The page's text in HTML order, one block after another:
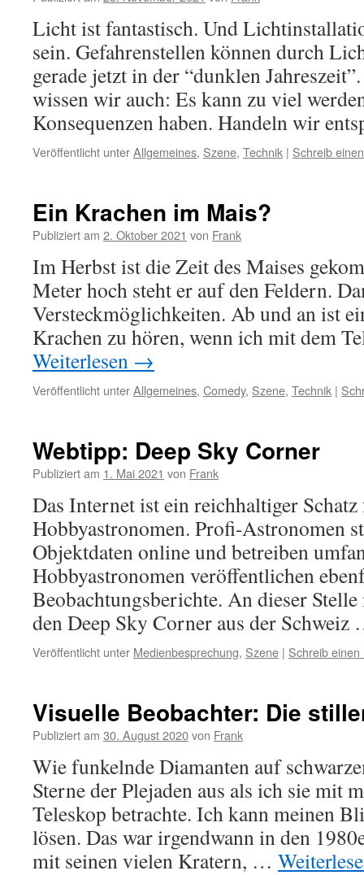
Licht ist fantastisch. Und
sein. Gefahrenstellen können durch
gerade jetzt in der “dunklen
wissen wir auch: Es kann zu viel
Konsequenzen haben. Handeln wir
Veröffentlicht unterAllgemeines, Szene, Technik | Schreib
Ein Krachen im Mais?
Publiziert am 2. Oktober 2021 von Frank
Im Herbst ist die Zeit des Maises
Meter hoch steht er auf den Feldern.
Versteckmöglichkeiten. Ab und an ist
Krachen zu hören, wenn ich mit dem
Weiterlesen →
Veröffentlicht unterAllgemeines, Comedy, Szene, Technik |
Webtipp: Deep Sky Corner
Publiziert am 1. Mai 2021 von Frank
Das Internet ist ein reichhaltiger
Hobbyastronomen. Profi-Astronomen
Objektdaten online und betreiben
Hobbyastronomen veröffentlichen
Beobachtungsberichte. An dieser
den Deep Sky Corner aus der
Veröffentlicht unter Medienbesprechung, Szene | Schreib
Visuelle Beobachter: Die
Publiziert am 30. August 2020von Frank
Wie funkelnde Diamanten auf
Sterne der Plejaden aus als ich sie mit
Teleskop betrachte. Ich kann meinen
lösen. Das war irgendwann in den
mit seinen vielen Kratern, …